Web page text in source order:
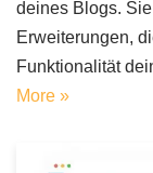
deines Blogs.
Erweiterungen,
Funktionalität
More »